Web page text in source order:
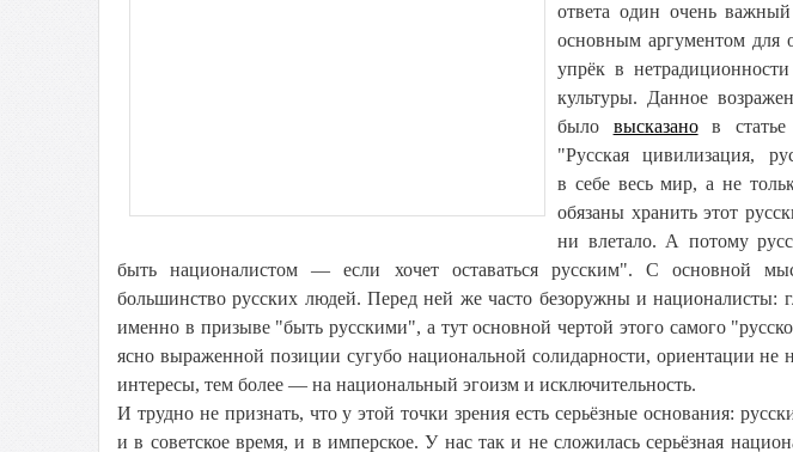
ответа один очень
основным аргументом для
упрёк в
культуры. Данное
было высказанов статье
"Русская цивилизация,
в себе весь мир, а не
обязаны хранить этот
ни влетало. А потому
быть националистом — если хочет оставаться русским". С основной
большинство русских людей. Перед ней же часто безоружны и националисты:
именно в призыве "быть русскими", а тут основной чертой этого самого
ясно выраженной позиции сугубо национальной солидарности, ориентации не
интересы, тем более — на национальный эгоизм и исключительность.
И трудно не признать, что у этой точки зрения есть серьёзные основания:
и в советское время, и в имперское. У нас так и не сложилась серьёзная